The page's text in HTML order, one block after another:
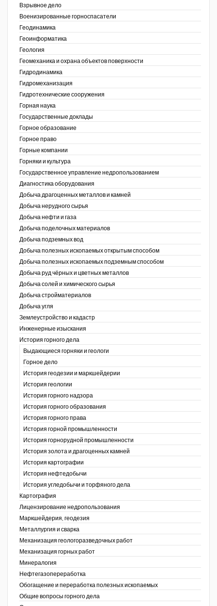
Взрывное дело
Военизированные горноспасатели
Геодинамика
Геоинформатика
Геология
Геомеханика и охрана объектов поверхности
Гидродинамика
Гидромеханизация
Гидротехнические сооружения
Горная наука
Государственные доклады
Горное образование
Горное право
Горные компании
Горняки и культура
Государственное управление недропользованием
Диагностика оборудования
Добыча драгоценных металлов и камней
Добыча нерудного сырья
Добыча нефти и газа
Добыча поделочных материалов
Добыча подземных вод
Добыча полезных ископаемых открытым способом
Добыча полезных ископаемых подземным способом
Добыча руд чёрных и цветных металлов
Добыча солей и химического сырья
Добыча стройматериалов
Добыча угля
Землеустройство и кадастр
Инженерные изыскания
История горного дела
Выдающиеся горняки и геологи
Горное дело
История геодезии и маркшейдерии
История геологии
История горного надзора
История горного образования
История горного права
История горной промышленности
История горнорудной промышленности
История золота и драгоценных камней
История картографии
История нефтедобычи
История угледобычи и торфяного дела
Картография
Лицензирование недропользования
Маркшейдерия, геодезия
Металлургия и сварка
Механизация геологоразведочных работ
Механизация горных работ
Минералогия
Нефтегазопереработка
Обогащение и переработка полезных ископаемых
Общие вопросы горного дела
Нефтегазовая вертикаль
Разведка и охрана недр
Стандарт качества
Уголь
Уголь Кузбасса
Химагрегаты
Coal People Magazine
PWC